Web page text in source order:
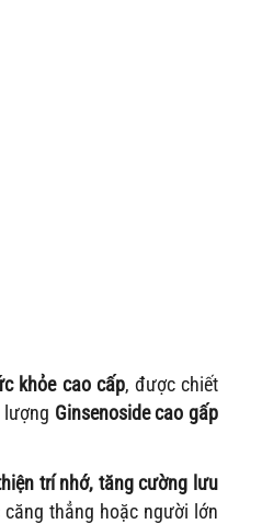
khỏe cao cấp, được chiết
Ginsenoside cao gấp
trí nhớ, tăng cường lưu
thẳng hoặc người lớn